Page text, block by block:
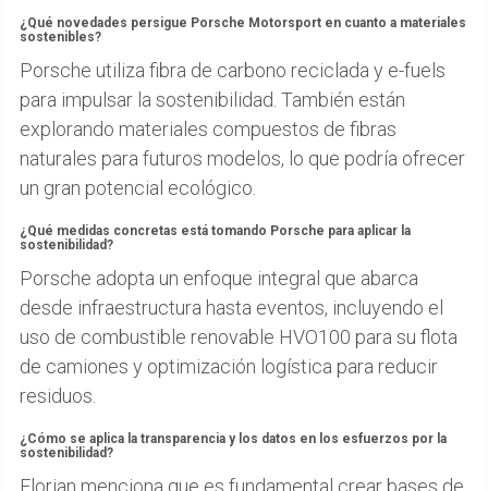
¿Qué novedades persigue Porsche Motorsport en cuanto a materiales
sostenibles?
Porsche utiliza fibra de carbono reciclada y e-fuels
para impulsar la sostenibilidad. También están
explorando materiales compuestos de fibras
naturales para futuros modelos, lo que podría ofrecer
un gran potencial ecológico.
¿Qué medidas concretas está tomando Porsche para aplicar la
sostenibilidad?
Porsche adopta un enfoque integral que abarca
desde infraestructura hasta eventos, incluyendo el
uso de combustible renovable HVO100 para su flota
de camiones y optimización logística para reducir
residuos.
¿Cómo se aplica la transparencia y los datos en los esfuerzos por la
sostenibilidad?
Florian menciona que es fundamental crear bases de